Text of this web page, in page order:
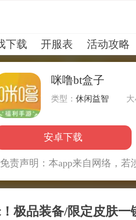
下载 开服表 活动攻略
咪噜bt盒子
类型：休闲益智
安卓下载
免责声明：本app来自网络，若
极品装备/限定皮肤一